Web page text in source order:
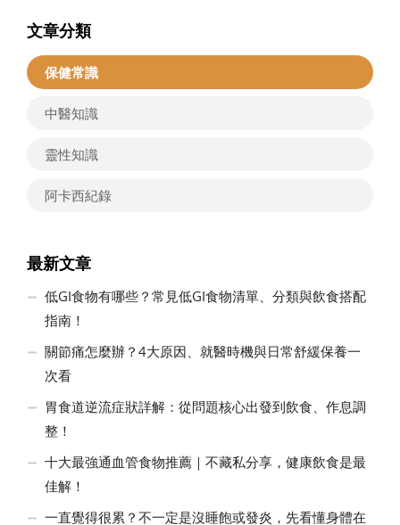
文章分類
保健常識
中醫知識
靈性知識
阿卡西紀錄
最新文章
低GI食物有哪些？常見低GI食物清單、分類與飲食搭配
指南！
關節痛怎麼辦？4大原因、就醫時機與日常舒緩保養一
次看
胃食道逆流症狀詳解：從問題核心出發到飲食、作息調
整！
十大最強通血管食物推薦｜不藏私分享，健康飲食是最
佳解！
一直覺得很累？不一定是沒睡飽或發炎，先看懂身體在